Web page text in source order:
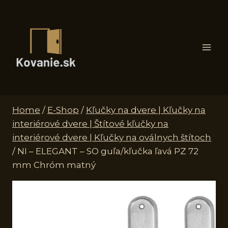
Home / E-Shop / Kľučky na dvere | Kľučky na
interiérové dvere | Štítové kľučky na
interiérové dvere | Kľučky na oválnych štítoch
/ NI – ELEGANT – SO guľa/kľučka ľavá PZ 72
mm Chróm matný